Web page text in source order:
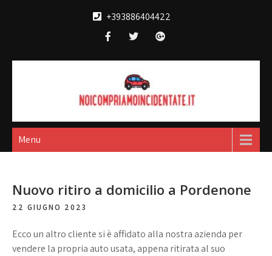
+393886404422
Noi compriamo
incidentate
broker acquisto e vendita automobili
Menu
Nuovo ritiro a domicilio a Pordenone
22 GIUGNO 2023
Ecco un altro cliente si è affidato alla nostra azienda per
vendere la propria auto usata, appena ritirata al suo